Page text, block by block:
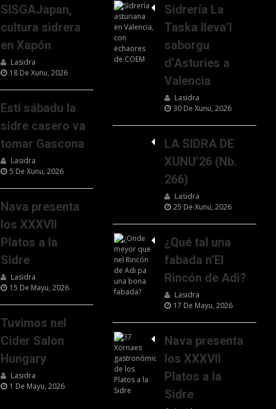
SISGAJapan,
cultura sidrera
en Xapón
Lasidra
18 De Xunu, 2026
Esti sábadu la
sidre casero va
tomar Gascona
Lasidra
5 De Xunu, 2026
Nava presenta
los XXXVII
Platos a la
Sidre
Lasidra
15 De Mayu, 2026
Tuvimos nel
Cider Salon
Hungary
Lasidra
1 De Mayu, 2026
Sidrería La
Taska lleva’l
saborgu
d’Asturies a
Valencia
Lasidra
30 De Xunu, 2026
LA SIDRA DE
XUNU’26 (Nb.
266)
Lasidra
25 De Xunu, 2026
¿Qué tal una
fabada n’El
Rincón de Adi?
Lasidra
17 De Mayu, 2026
Nava presenta
los XXXVII
Platos a la
Sidre